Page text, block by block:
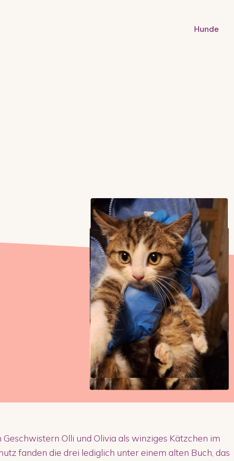
Hunde
Olli und Olivia als winziges Kätzchen im
fanden die drei lediglich unter einem alten Buch, das